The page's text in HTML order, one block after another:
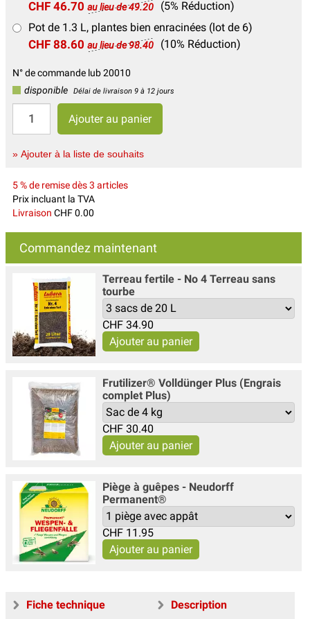
CHF 46.70 au lieu de 49.20
(5% Réduction)
Pot de 1.3 L, plantes bien enracinées (lot de 6)
CHF 88.60 au lieu de 98.40 (10% Réduction)
N° de commande lub 20010
disponible
Délai de livraison 9 à 12 jours
» Ajouter à la liste de souhaits
5 % de remise dès 3 articles
Prix incluant la TVA
Livraison CHF 0.00
Commandez maintenant
Terreau fertile - No 4 Terreau sans
tourbe
CHF 34.90
Frutilizer® Volldünger Plus (Engrais
complet Plus)
CHF 30.40
Piège à guêpes - Neudorff
Permanent®
CHF 11.95
Fiche technique Description